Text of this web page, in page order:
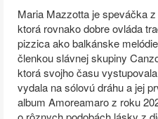
Maria Mazzotta je speváčka
ktorá rovnako dobre ovláda
pizzica ako balkánske
členkou slávnej skupiny
ktorá svojho času
vydala na sólovú dráhu a jej
album Amoreamaro z roku